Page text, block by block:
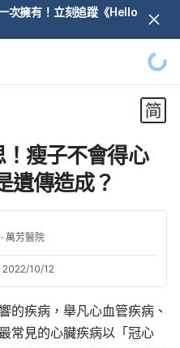
次擁有！立刻追蹤《Hello
瘦子不會得心
遺傳造成？
· 萬芳醫院
2022/10/12
的疾病，舉凡心血管疾病、
常見的心臟疾病以「冠心